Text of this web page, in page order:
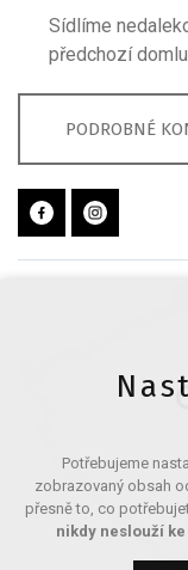
Sídlíme
předchozí
PODROBNÉ
Potřebujeme
zobrazovaný obsah
přesně to, co
nikdy neslouží